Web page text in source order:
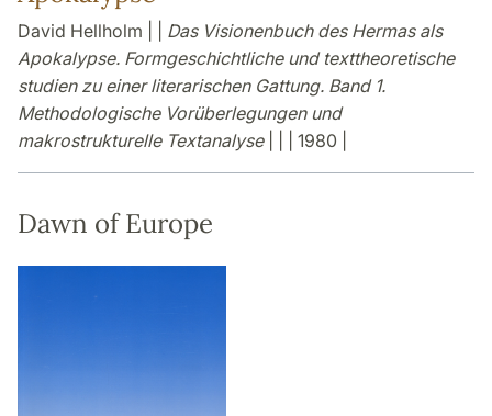
David Hellholm | | Das Visionenbuch des Hermas als
Apokalypse. Formgeschichtliche und texttheoretische
studien zu einer literarischen Gattung. Band 1.
Methodologische Vorüberlegungen und
makrostrukturelle Textanalyse| | | 1980 |
Dawn of Europe